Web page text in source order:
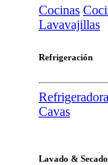
Cocinas
Lavavajillas
Refrigeración
Cavas
Lavado & Secado